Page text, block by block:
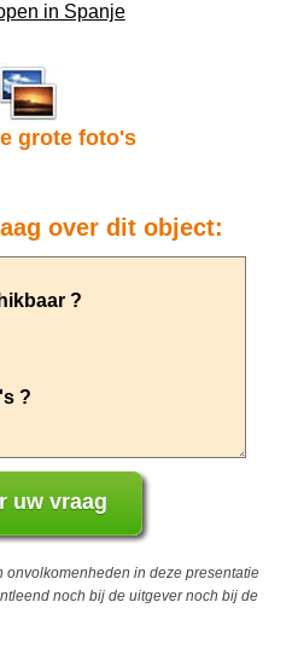
in Spanje
grote foto's
over dit object:
in deze presentatie
noch bij de uitgever noch bij de